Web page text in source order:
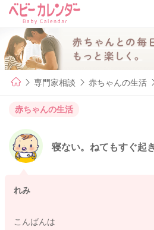
専門家相談 赤ちゃんの生活
赤ちゃんの生活
寝ない。ねてもすぐ起
れみ
こんばんは